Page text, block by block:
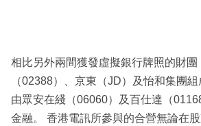
相比另外兩間獲發虛擬銀行牌照的財團
（02388）、京東（JD）及怡和集團
由眾安在綫（06060）及百仕達（
金融。 香港電訊所參與的合營無論在